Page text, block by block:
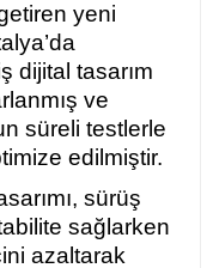
yeni
dijital tasarım
ve
süreli testlerle
edilmiştir.
sürüş
sağlarken
azaltarak